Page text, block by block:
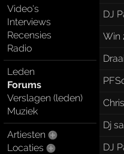
Video's
Interviews
Recensies
Radio
Leden
Forums
Verslagen (leden)
Muziek
Artiesten
Locaties
DJ
Win
Dj
DJ